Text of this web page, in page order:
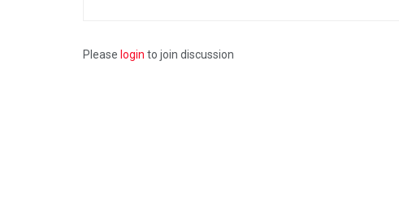
Please login to join discussion